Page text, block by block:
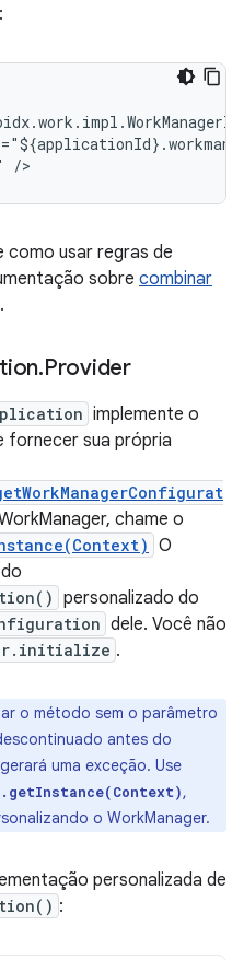
:
como usar regras de
sobre combinar
.
.Provider
implemente o
fornecer sua própria
chame o
O
personalizado do
dele. Você não
.
o método sem o parâmetro
antes do
uma exceção. Use
,
o WorkManager.
personalizada de
: